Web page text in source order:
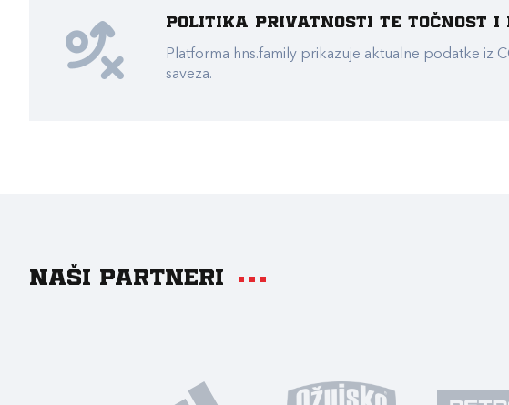
Politika privatnosti te točnost i
Platforma hns.family prikazuje aktualne podatke iz
saveza.
Naši partneri